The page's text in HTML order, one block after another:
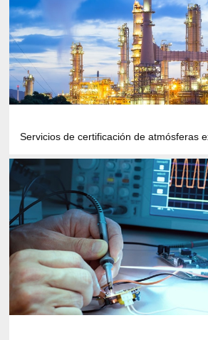
Servicios de certificación de atmósferas